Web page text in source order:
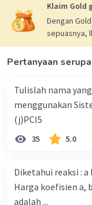
Klaim Gold
Dengan
sepuasnya,
Pertanyaan serupa
Tulislah nama
menggunakan
(j)PCI5
35 5.0
Diketahui reaksi : a
Harga koefisien a,
adalah ...